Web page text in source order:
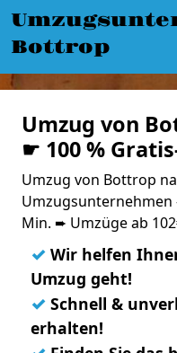
Bottrop
Umzug von
☛ 100 %
Umzug von Bottrop
Umzugsunternehmen
Min. ➨ Umzüge ab
✓ Wir helfen
Umzug geht!
✓ Schnell &
erhalten!